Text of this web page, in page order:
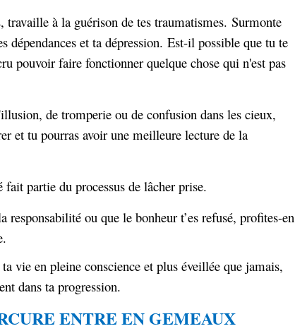
travaille à la guérison de tes traumatismes. Surmonte
dépendances et ta dépression. Est-il possible que tu te
pouvoir faire fonctionner quelque chose qui n'est pas
de tromperie ou de confusion dans les cieux,
et tu pourras avoir une meilleure lecture de la
partie du processus de lâcher prise.
responsabilité ou que le bonheur t’es refusé, profites-en
vie en pleine conscience et plus éveillée que jamais,
dans ta progression.
ENTRE EN GEMEAUX